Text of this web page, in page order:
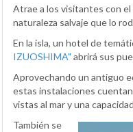
Atrae a los visitantes con el
naturaleza salvaje que lo
En la isla, un hotel de
IZUOSHIMA" abrirá sus
Aprovechando un antiguo
estas instalaciones
vistas al mar y una
También se